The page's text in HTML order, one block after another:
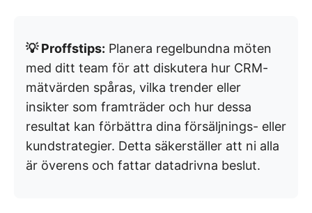
💡 Proffstips: Planera regelbundna möten
med ditt team för att diskutera hur CRM-
mätvärden spåras, vilka trender eller
insikter som framträder och hur dessa
resultat kan förbättra dina försäljnings- eller
kundstrategier. Detta säkerställer att ni alla
är överens och fattar datadrivna beslut.